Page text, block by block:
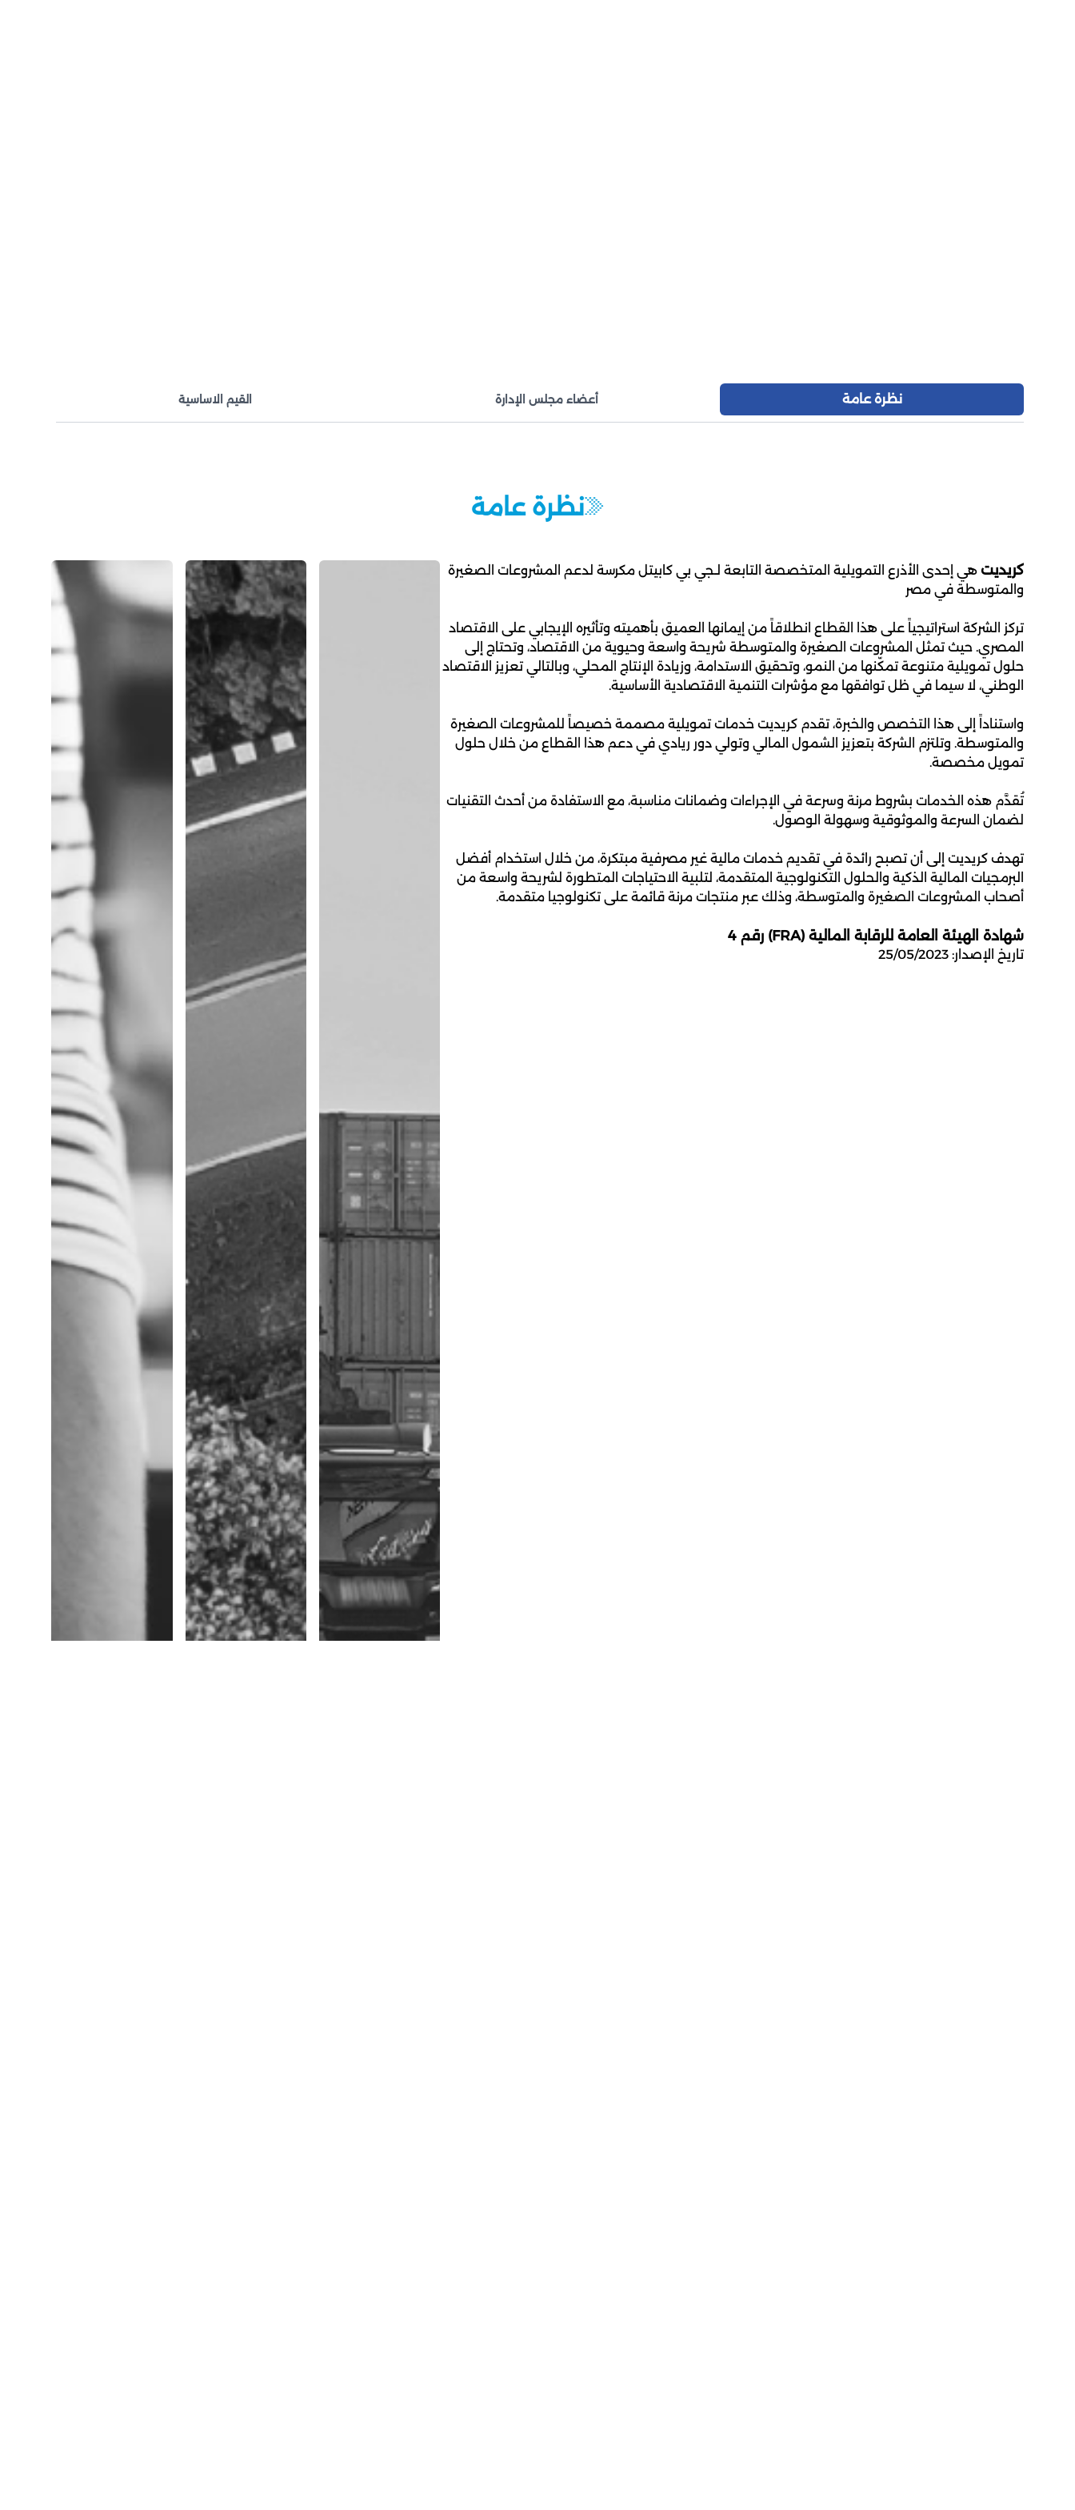
نظرة عامة أعضاء مجلس الإدارة القيم الاساسية
نظرة عامة
كريديت هي إحدى الأذرع التمويلية المتخصصة التابعة لـجي بي كابيتل مكرسة لدعم المشروعات الصغيرة
والمتوسطة في مصر
تركز الشركة استراتيجياً على هذا القطاع انطلاقاً من إيمانها العميق بأهميته وتأثيره الإيجابي على الاقتصاد
المصري. حيث تمثل المشروعات الصغيرة والمتوسطة شريحة واسعة وحيوية من الاقتصاد، وتحتاج إلى
حلول تمويلية متنوعة تمكّنها من النمو، وتحقيق الاستدامة، وزيادة الإنتاج المحلي، وبالتالي تعزيز الاقتصاد
الوطني، لا سيما في ظل توافقها مع مؤشرات التنمية الاقتصادية الأساسية.
واستناداً إلى هذا التخصص والخبرة، تقدم كريديت خدمات تمويلية مصممة خصيصاً للمشروعات الصغيرة
والمتوسطة. وتلتزم الشركة بتعزيز الشمول المالي وتولي دور ريادي في دعم هذا القطاع من خلال حلول
تمويل مخصصة.
تُقدَّم هذه الخدمات بشروط مرنة وسرعة في الإجراءات وضمانات مناسبة، مع الاستفادة من أحدث التقنيات
لضمان السرعة والموثوقية وسهولة الوصول.
تهدف كريديت إلى أن تصبح رائدة في تقديم خدمات مالية غير مصرفية مبتكرة، من خلال استخدام أفضل
البرمجيات المالية الذكية والحلول التكنولوجية المتقدمة، لتلبية الاحتياجات المتطورة لشريحة واسعة من
أصحاب المشروعات الصغيرة والمتوسطة، وذلك عبر منتجات مرنة قائمة على تكنولوجيا متقدمة.
شهادة الهيئة العامة للرقابة المالية (FRA) رقم 4
تاريخ الإصدار: 25/05/2023